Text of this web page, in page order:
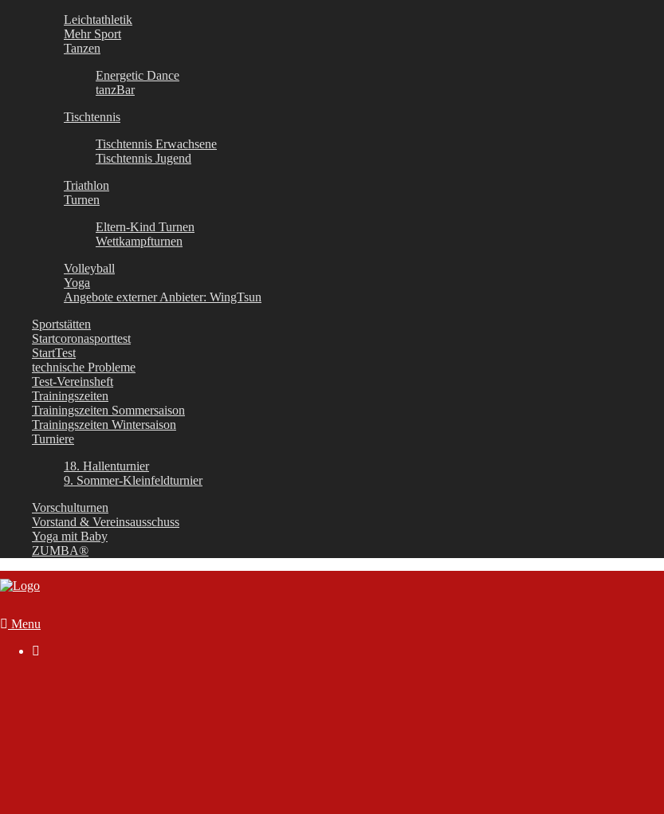
Leichtathletik
Mehr Sport
Tanzen
Energetic Dance
tanzBar
Tischtennis
Tischtennis Erwachsene
Tischtennis Jugend
Triathlon
Turnen
Eltern-Kind Turnen
Wettkampfturnen
Volleyball
Yoga
Angebote externer Anbieter: WingTsun
Sportstätten
Startcoronasporttest
StartTest
technische Probleme
Test-Vereinsheft
Trainingszeiten
Trainingszeiten Sommersaison
Trainingszeiten Wintersaison
Turniere
18. Hallenturnier
9. Sommer-Kleinfeldturnier
Vorschulturnen
Vorstand & Vereinsausschuss
Yoga mit Baby
ZUMBA®
Menu
